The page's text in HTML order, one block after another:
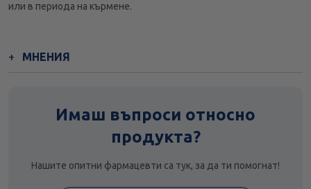
или в периода на кърмене.
МНЕНИЯ
Имаш въпроси относно
продукта?
Нашите опитни фармацевти са тук, за да ти помогнат!